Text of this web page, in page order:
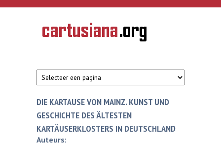
Overslaan en naar de inhoud gaan
CARTUSIANA
Geschiedenis
van de
DIE KARTAUSE VON MAINZ. KUNST UND
GESCHICHTE DES ÄLTESTEN
KARTÄUSERKLOSTERS IN DEUTSCHLAND
Auteurs: